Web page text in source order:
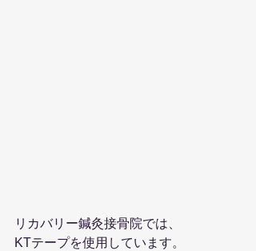
リカバリー鍼灸接骨院では、
KTテープを使用しています。